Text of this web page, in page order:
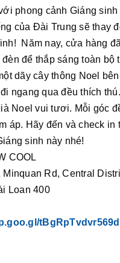
phong cảnh Giáng sinh
của Đài Trung sẽ thay
Năm nay, cửa hàng
để thắp sáng toàn bộ
dãy cây thông Noel
ngang qua đều thích
Noel vui tươi. Mỗi góc
áp. Hãy đến và check in
sinh này nhé!
COOL
Rd, Central
Loan 400